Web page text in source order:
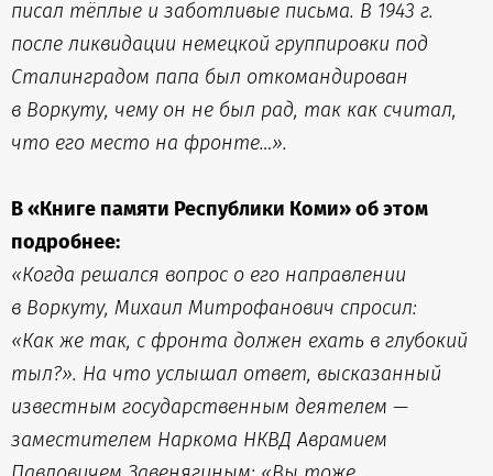
писал тёплые и заботливые письма. В 1943 г.
после ликвидации немецкой группировки под
Сталинградом папа был откомандирован
в Воркуту, чему он не был рад, так как считал,
что его место на фронте…».
В «Книге памяти Республики Коми» об этом
подробнее:
«Когда решался вопрос о его направлении
в Воркуту, Михаил Митрофанович спросил:
«Как же так, с фронта должен ехать в глубокий
тыл?». На что услышал ответ, высказанный
известным государственным деятелем —
заместителем Наркома НКВД Аврамием